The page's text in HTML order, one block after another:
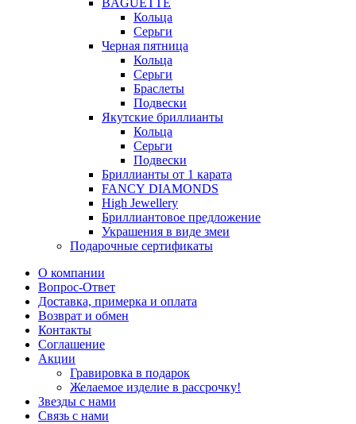
BAGUETTE
Кольца
Серьги
Черная пятница
Кольца
Серьги
Браслеты
Подвески
Якутские бриллианты
Кольца
Серьги
Подвески
Бриллианты от 1 карата
FANCY DIAMONDS
High Jewellery
Бриллиантовое предложение
Украшения в виде змеи
Подарочные сертификаты
О компании
Вопрос-Ответ
Доставка, примерка и оплата
Возврат и обмен
Контакты
Соглашение
Акции
Гравировка в подарок
Желаемое изделие в рассрочку!
Звезды с нами
Связь с нами